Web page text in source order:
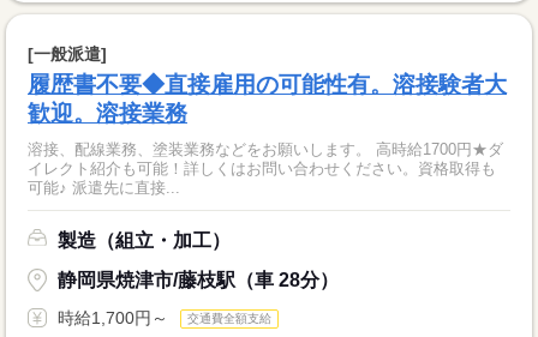
[一般派遣]
履歴書不要◆直接雇用の可能性有。溶接験者大
歓迎。溶接業務
溶接、配線業務、塗装業務などをお願いします。 高時給1700円★ダ
イレクト紹介も可能！詳しくはお問い合わせください。資格取得も
可能♪ 派遣先に直接...
製造（組立・加工）
静岡県焼津市/藤枝駅（車 28分）
時給1,700円～ 交通費全額支給